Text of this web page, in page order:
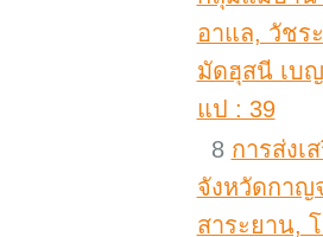
อาแล, วัชร
มัดฮุสนี เบ
แป : 39
8 การส่งเ
จังหวัดกาญ
สาระยาน,